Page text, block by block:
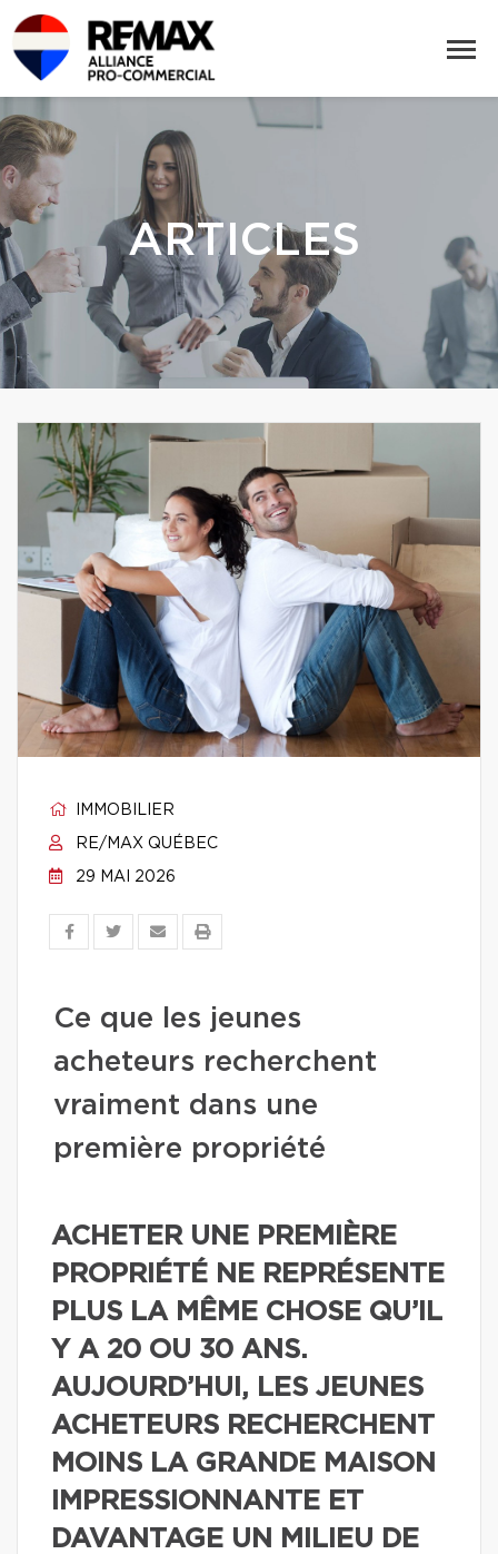
ARTICLES
IMMOBILIER
RE/MAX QUÉBEC
29 MAI 2026
Ce que les jeunes
acheteurs recherchent
vraiment dans une
première propriété
ACHETER UNE PREMIÈRE
PROPRIÉTÉ NE REPRÉSENTE
PLUS LA MÊME CHOSE QU’IL
Y A 20 OU 30 ANS.
AUJOURD’HUI, LES JEUNES
ACHETEURS RECHERCHENT
MOINS LA GRANDE MAISON
IMPRESSIONNANTE ET
DAVANTAGE UN MILIEU DE